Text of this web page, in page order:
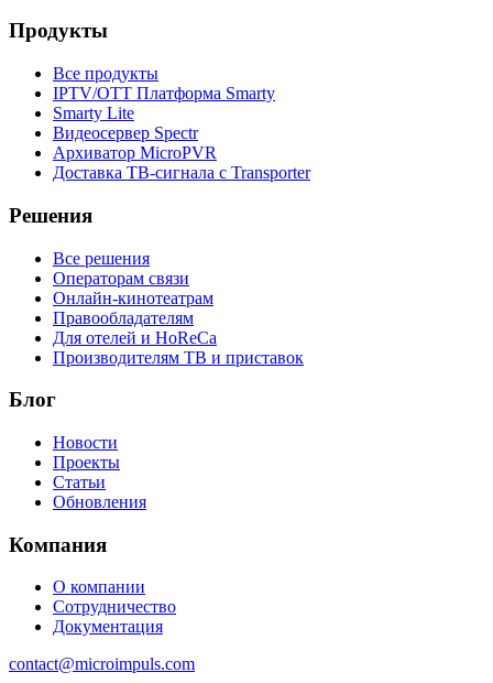
Продукты
Все продукты
IPTV/OTT Платформа Smarty
Smarty Lite
Видеосервер Spectr
Архиватор MicroPVR
Доставка ТВ-сигнала с Transporter
Решения
Все решения
Операторам связи
Онлайн-кинотеатрам
Правообладателям
Для отелей и HoReCa
Производителям ТВ и приставок
Блог
Новости
Проекты
Статьи
Обновления
Компания
О компании
Сотрудничество
Документация
contact@microimpuls.com